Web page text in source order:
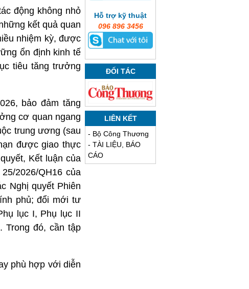
động không nhỏ
kết quả quan
nhiệm kỳ, được
ổn định kinh tế
tiêu tăng trưởng
bảo đảm tăng
cơ quan ngang
trung ương (sau
được giao thực
Kết luận của
2026/QH16 của
Nghị quyết Phiên
phủ; đổi mới tư
lục I, Phụ lục II
Trong đó, cần tập
phù hợp với diễn
Hỗ trợ kỹ thuật
096 896 3456
ĐỐI TÁC
LIÊN KẾT
- Bộ Công Thương
- TÀI LIỆU, BÁO
CÁO